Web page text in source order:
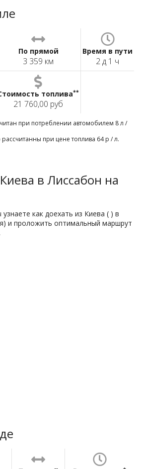
По прямой
3 359 км
Время в пути
2 д 1 ч
топлива**
21 760,00 руб
при потреблении автомобилем 8 л /
при цене топлива 64 р / л.
в Лиссабон на
как доехать из Киева ( ) в
и проложить оптимальный маршрут